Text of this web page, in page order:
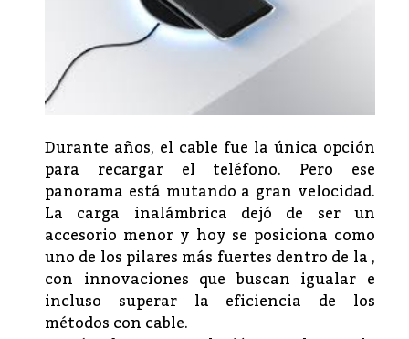
Durante años, el cable fue la única opción
para recargar el teléfono. Pero ese
panorama está mutando a gran velocidad.
La carga inalámbrica dejó de ser un
accesorio menor y hoy se posiciona como
uno de los pilares más fuertes dentro de la ,
con innovaciones que buscan igualar e
incluso superar la eficiencia de los
métodos con cable.